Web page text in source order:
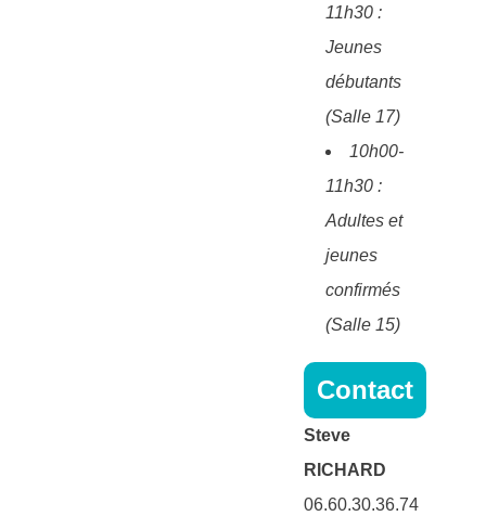
11h30 :
Jeunes
débutants
(Salle 17)
10h00-
11h30 :
Adultes et
jeunes
confirmés
(Salle 15)
Contact
Steve
RICHARD
06.60.30.36.74